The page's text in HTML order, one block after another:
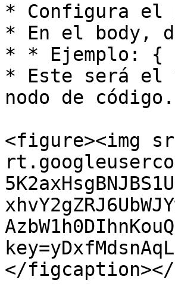
* Configura el
* En el body,
* * Ejemplo: {
* Este será el
nodo de código.
<figure><img
</